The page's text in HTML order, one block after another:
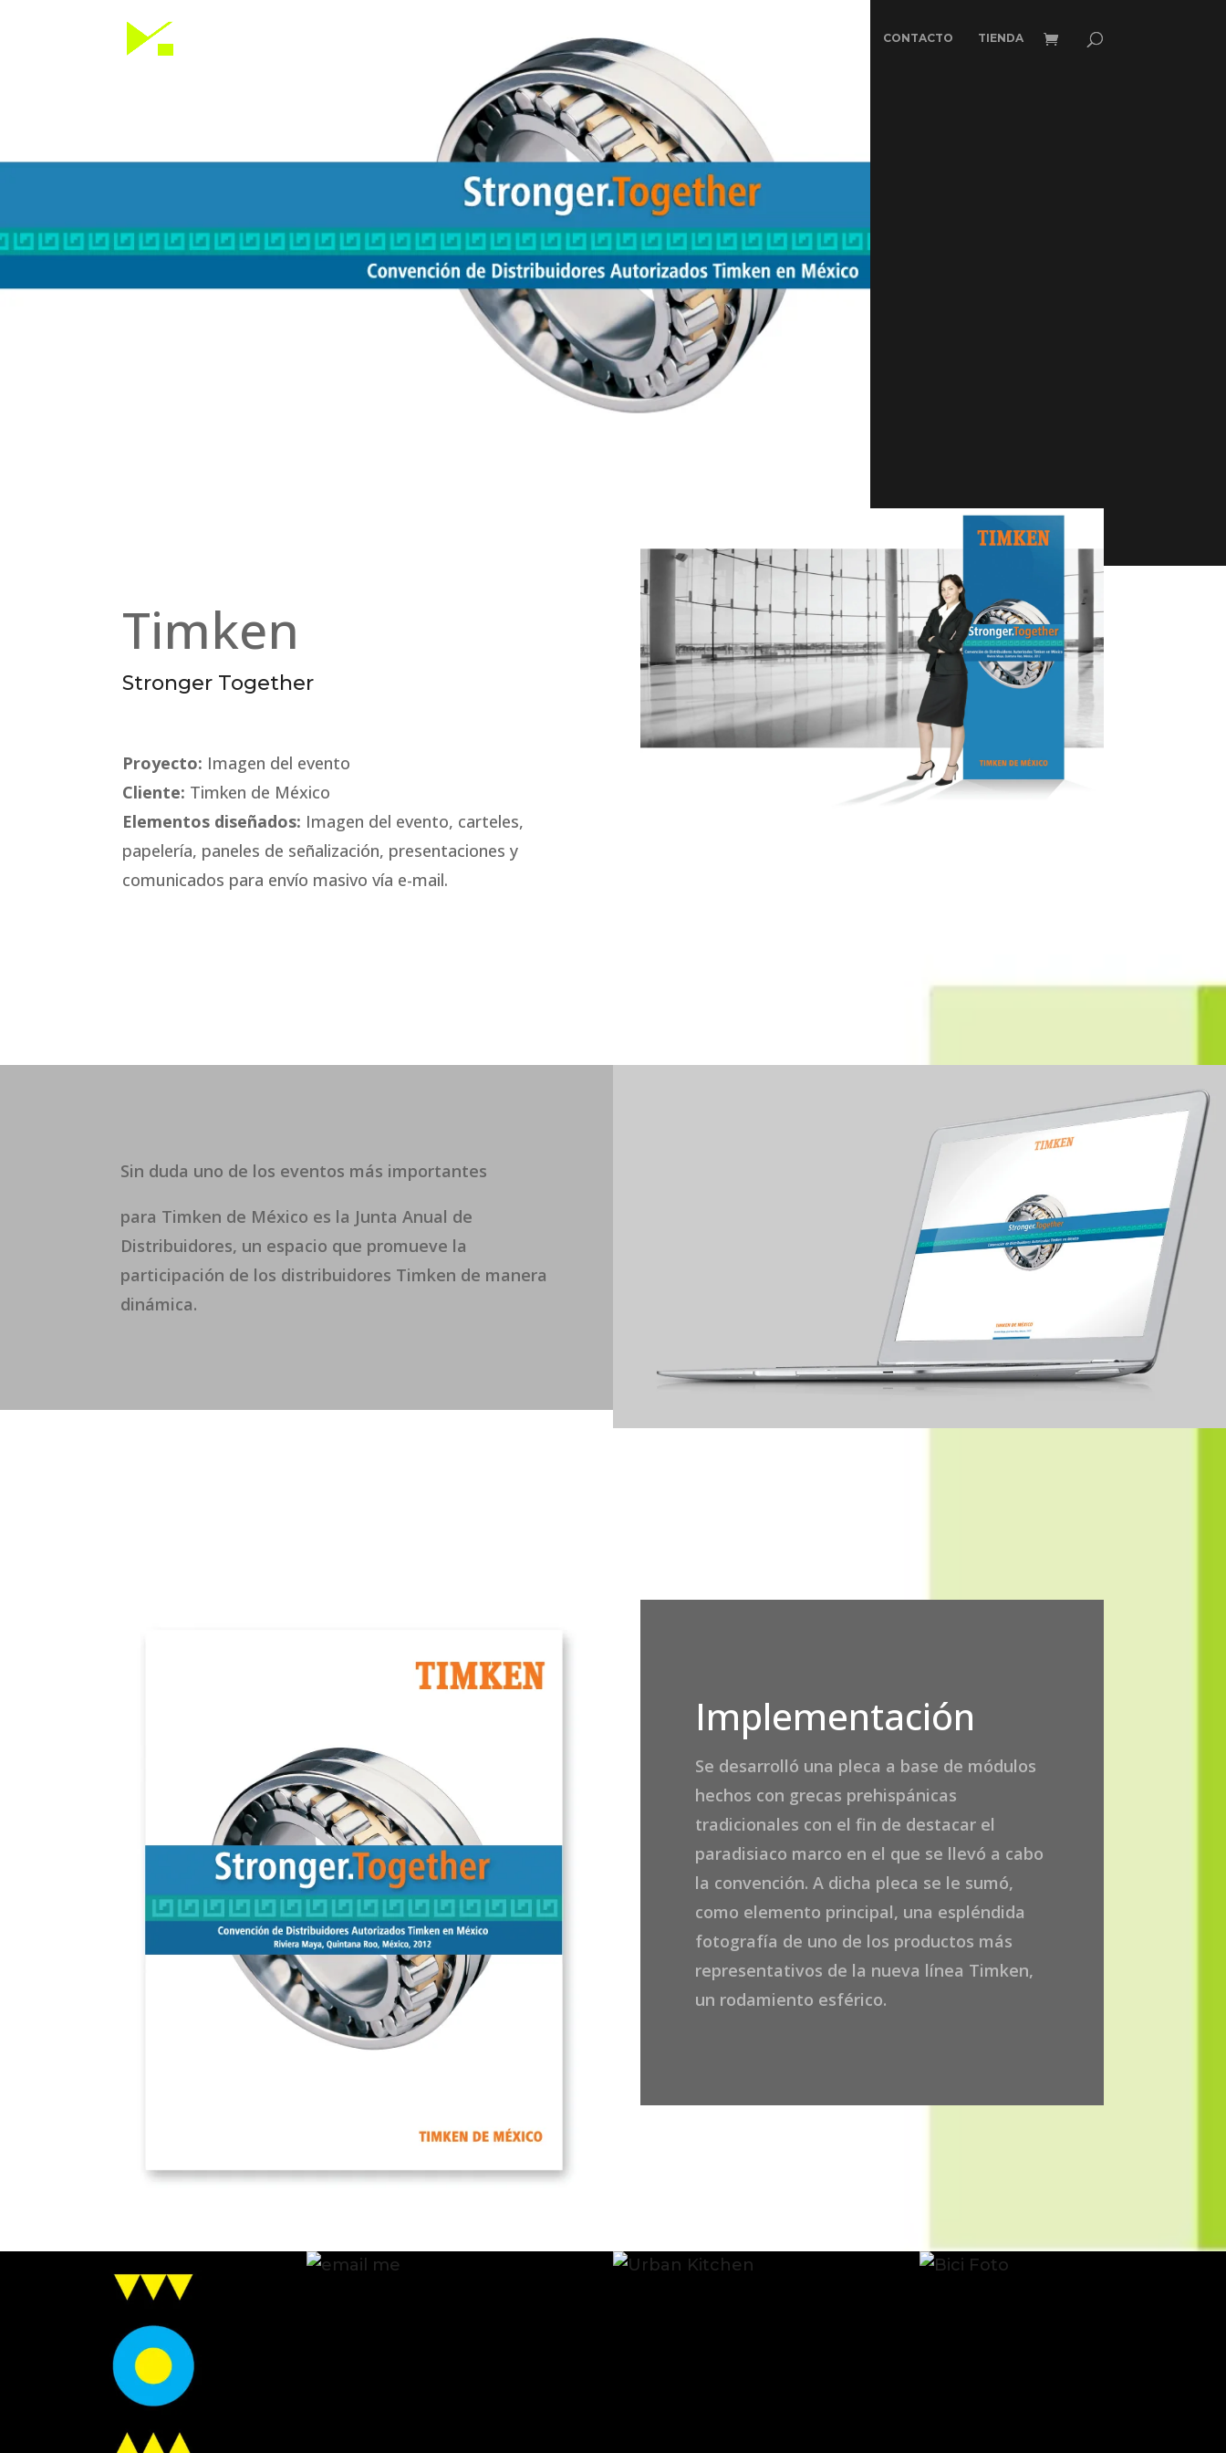
CONTACTO TIENDA
Timken
Stronger Together
Proyecto: Imagen del evento
Cliente: Timken de México
Elementos diseñados: Imagen del evento, carteles,
papelería, paneles de señalización, presentaciones y
comunicados para envío masivo vía e-mail.
Sin duda uno de los eventos más importantes
para Timken de México es la Junta Anual de
Distribuidores, un espacio que promueve la
participación de los distribuidores Timken de manera
dinámica.
Implementación
Se desarrolló una pleca a base de módulos
hechos con grecas prehispánicas
tradicionales con el fin de destacar el
paradisiaco marco en el que se llevó a cabo
la convención. A dicha pleca se le sumó,
como elemento principal, una espléndida
fotografía de uno de los productos más
representativos de la nueva línea Timken,
un rodamiento esférico.